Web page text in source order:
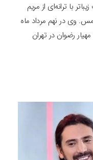
زیباتر با ترانه‌ای از مریم
وی در نهم مرداد ماه
مهیار رضوان در تهران